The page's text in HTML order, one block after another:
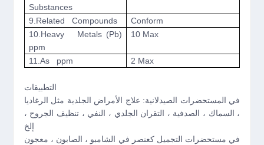
Substances
9.Related Compounds
Conform
10.Heavy Metals (Pb)
ppm
10 Max
11.As ppm 2 Max
التطبيقات
في المستحضرات الصيدلانية: علاج الأمراض الجلدية مثل الرغاديا
، السماك ، الصدفية ، التقران الجلدي ، النفي ، تنظيف الجروح ،
إلخ
في مستحضرات التجميل كعنصر في الشامبو ، الصابون ، معجون